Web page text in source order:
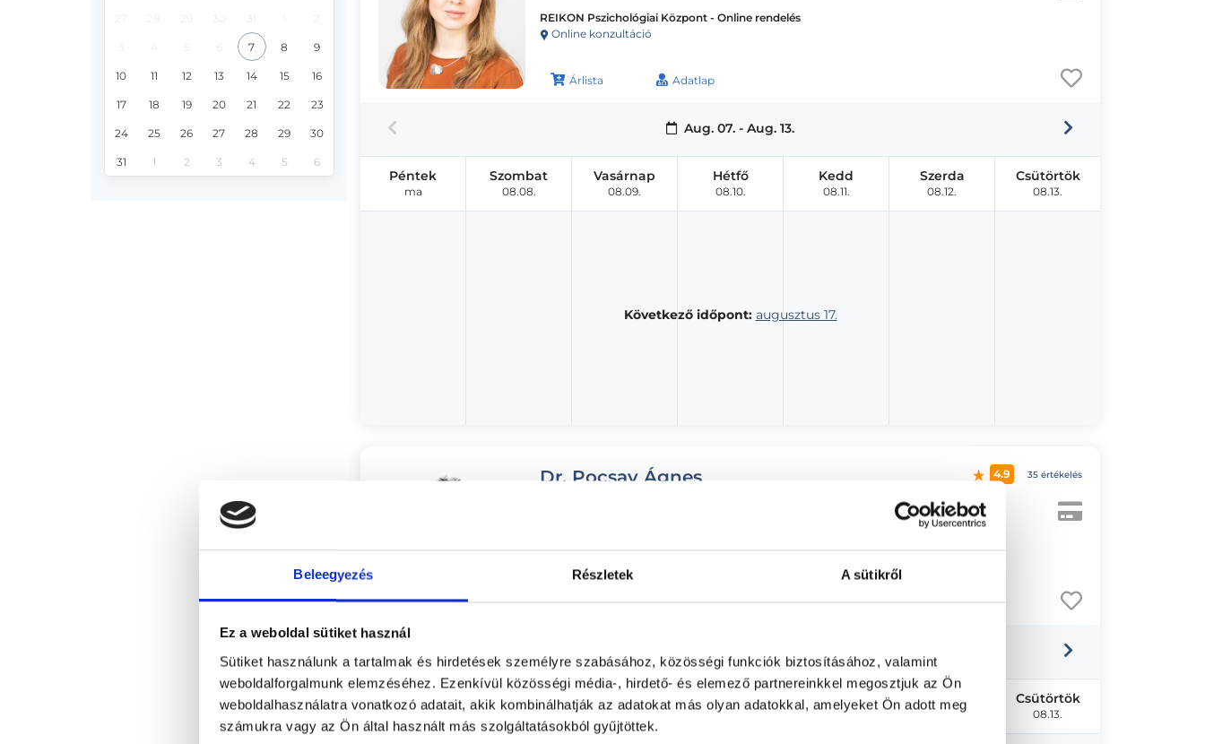
Beleegyezés Részletek A sütikről
Ez a weboldal sütiket használ
Sütiket használunk a tartalmak és hirdetések személyre szabásához, közösségi funkciók biztosításához, valamint
weboldalforgalmunk elemzéséhez. Ezenkívül közösségi média-, hirdető- és elemező partnereinkkel megosztjuk az Ön
weboldalhasználatra vonatkozó adatait, akik kombinálhatják az adatokat más olyan adatokkal, amelyeket Ön adott meg
számukra vagy az Ön által használt más szolgáltatásokból gyűjtöttek.
7 8 9
10 11 12 13 14 15 16
17 18 19 20 21 22 23
24 25 26 27 28 29 30
31 1 2 3 4 5 6
REIKON Pszichológiai Központ - Online rendelés
Online konzultáció
Árlista Adatlap
Aug. 07. - Aug. 13.
Következő időpont: augusztus 17.
Péntek
ma
Szombat
08.08.
Vasárnap
08.09.
Hétfő
08.10.
Kedd
08.11.
Szerda
08.12.
Csütörtök
08.13.
Dr. Pocsay Ágnes
Árlista Adatlap
4.9 35 értékelés
Péntek
ma
Szombat
08.08.
Vasárnap
08.09.
Hétfő
08.10.
Kedd
08.11.
Szerda
08.12.
Csütörtök
08.13.